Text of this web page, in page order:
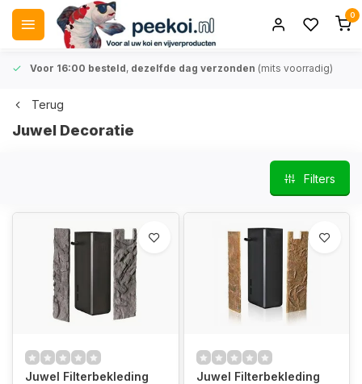
0
Voor 16:00 besteld, dezelfde dag verzonden (mits voorradig)
Terug
Juwel Decoratie
Filters
Juwel Filterbekleding
Juwel Filterbekleding